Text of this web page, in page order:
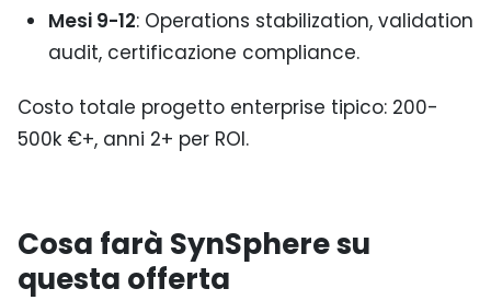
Mesi 9-12: Operations stabilization, validation
audit, certificazione compliance.
Costo totale progetto enterprise tipico: 200-
500k €+, anni 2+ per ROI.
Cosa farà SynSphere su
questa offerta